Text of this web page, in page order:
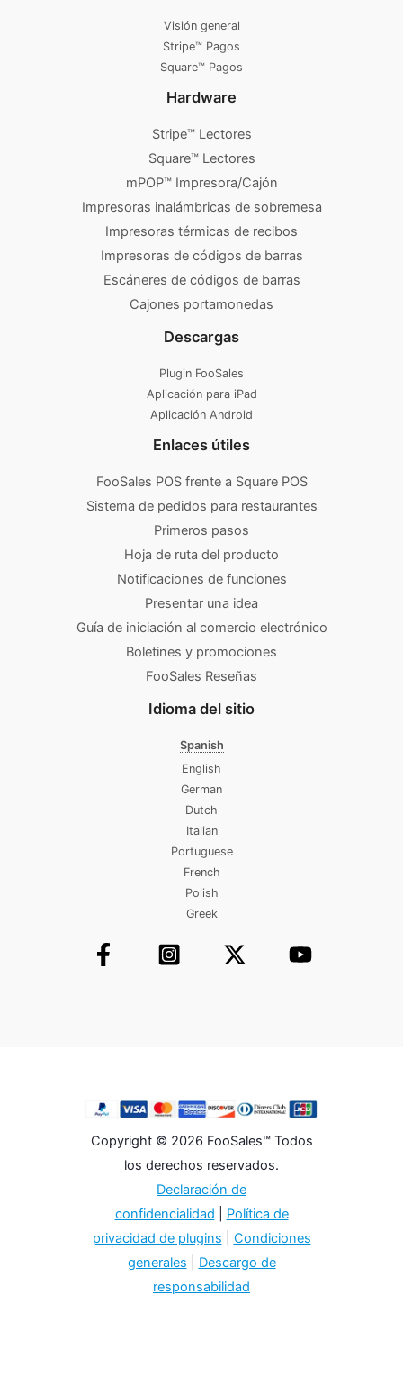
Visión general
Stripe™ Pagos
Square™ Pagos
Hardware
Stripe™ Lectores
Square™ Lectores
mPOP™ Impresora/Cajón
Impresoras inalámbricas de sobremesa
Impresoras térmicas de recibos
Impresoras de códigos de barras
Escáneres de códigos de barras
Cajones portamonedas
Descargas
Plugin FooSales
Aplicación para iPad
Aplicación Android
Enlaces útiles
FooSales POS frente a Square POS
Sistema de pedidos para restaurantes
Primeros pasos
Hoja de ruta del producto
Notificaciones de funciones
Presentar una idea
Guía de iniciación al comercio electrónico
Boletines y promociones
FooSales Reseñas
Idioma del sitio
Spanish
English
German
Dutch
Italian
Portuguese
French
Polish
Greek
Copyright © 2026 FooSales™ Todos
los derechos reservados.
Declaración de
confidencialidad
Política de
privacidad de plugins
Condiciones
generales
Descargo de
responsabilidad